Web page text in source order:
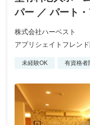
パー ／ パート
株式会社ハーベスト
アプリシェイトフレン
未経験OK 有資格者